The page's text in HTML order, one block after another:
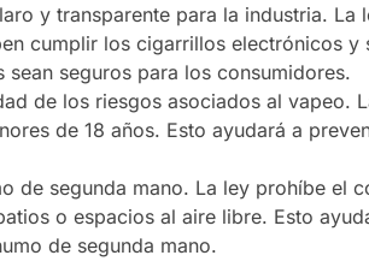
y transparente para la industria. La
cumplir los cigarrillos electrónicos y
seguros para los consumidores.
de los riesgos asociados al vapeo.
de 18 años. Esto ayudará a
de segunda mano. La ley prohíbe el
o espacios al aire libre. Esto
de segunda mano.